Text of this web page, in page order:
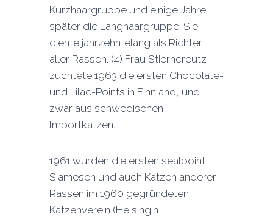
Kurzhaargruppe und einige Jahre
später die Langhaargruppe. Sie
diente jahrzehntelang als Richter
aller Rassen. (4) Frau Stierncreutz
züchtete 1963 die ersten Chocolate-
und Lilac-Points in Finnland, und
zwar aus schwedischen
Importkatzen.
1961 wurden die ersten sealpoint
Siamesen und auch Katzen anderer
Rassen im 1960 gegründeten
Katzenverein (Helsingin